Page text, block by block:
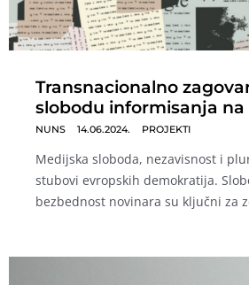
Transnacionalno
slobodu informisanja na
NUNS 14.06.2024. PROJEKTI
Medijska sloboda, nezavisnost i
stubovi evropskih demokratija.
bezbednost novinara su ključni za